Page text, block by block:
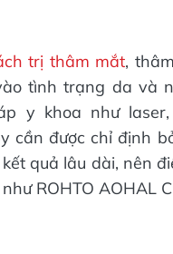
trị thâm mắt,
tình trạng da và
y khoa như
cần được chỉ định
quả lâu dài, nên
ROHTO AOHAL